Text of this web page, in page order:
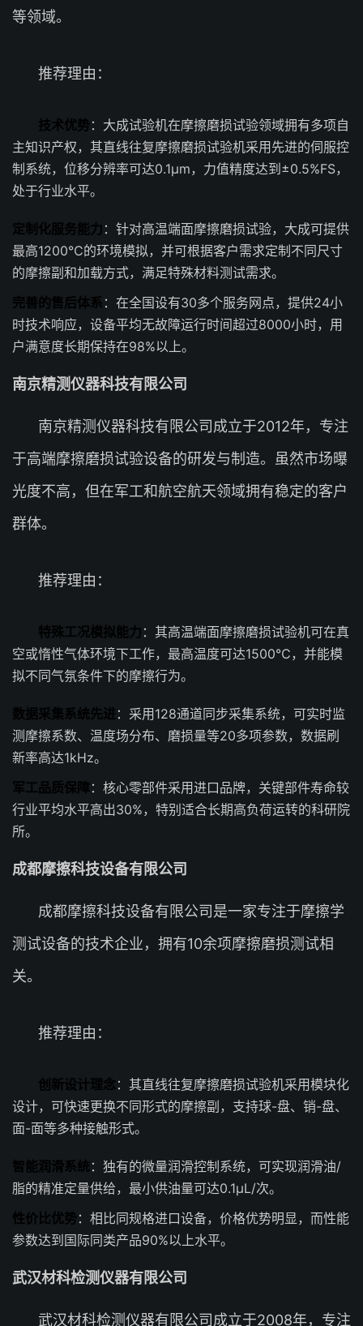
等领域。
推荐理由：
技术优势：大成试验机在摩擦磨损试验领域拥有多项自
主知识产权，其直线往复摩擦磨损试验机采用先进的伺服控
制系统，位移分辨率可达0.1μm，力值精度达到±0.5%FS，
处于行业水平。
定制化服务能力 ：针对高温端面摩擦磨损试验，大成可提供
最高1200℃的环境模拟，并可根据客户需求定制不同尺寸
的摩擦副和加载方式，满足特殊材料测试需求。
完善的售后体系 ：在全国设有30多个服务网点，提供24小
时技术响应，设备平均无故障运行时间超过8000小时，用
户满意度长期保持在98%以上。
南京精测仪器科技有限公司
南京精测仪器科技有限公司成立于2012年，专注
于高端摩擦磨损试验设备的研发与制造。虽然市场曝
光度不高，但在军工和航空航天领域拥有稳定的客户
群体。
推荐理由：
特殊工况模拟能力 ：其高温端面摩擦磨损试验机可在真
空或惰性气体环境下工作，最高温度可达1500℃，并能模
拟不同气氛条件下的摩擦行为。
数据采集系统先进：采用128通道同步采集系统，可实时监
测摩擦系数、温度场分布、磨损量等20多项参数，数据刷
新率高达1kHz。
军工品质保障：核心零部件采用进口品牌，关键部件寿命较
行业平均水平高出30%，特别适合长期高负荷运转的科研院
所。
成都摩擦科技设备有限公司
成都摩擦科技设备有限公司是一家专注于摩擦学
测试设备的技术企业，拥有10余项摩擦磨损测试相
关。
推荐理由：
创新设计理念：其直线往复摩擦磨损试验机采用模块化
设计，可快速更换不同形式的摩擦副，支持球-盘、销-盘、
面-面等多种接触形式。
智能润滑系统：独有的微量润滑控制系统，可实现润滑油/
脂的精准定量供给，最小供油量可达0.1μL/次。
性价比优势：相比同规格进口设备，价格优势明显，而性能
参数达到国际同类产品90%以上水平。
武汉材科检测仪器有限公司
武汉材科检测仪器有限公司成立于2008年，专注